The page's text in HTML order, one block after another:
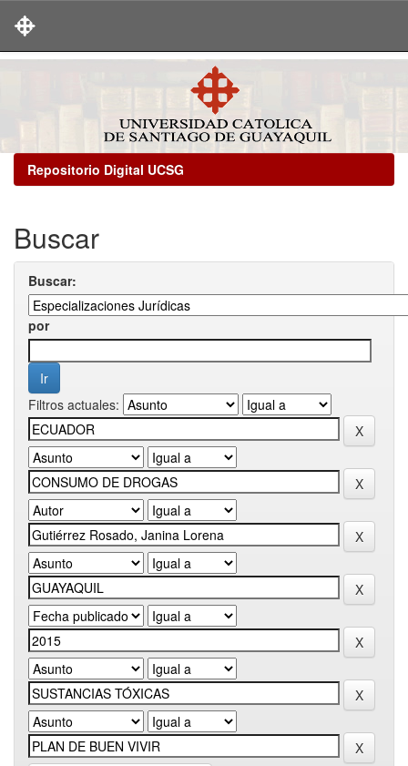
Repositorio Digital UCSG
Buscar
Buscar:
por
Filtros actuales: